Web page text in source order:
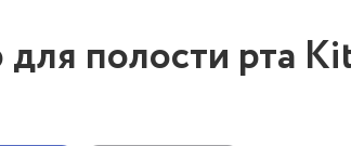
для полости рта